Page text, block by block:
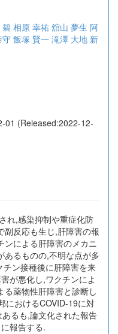
碧相原 幸祐 舘山 夢生 阿
守飯塚 賢一 滝澤 大地 新
01 (Released:2022-12-
れ,感染抑制や重症化防
副反応も生じ,肝障害の報
ンによる肝障害のメカニ
あるものの,不明な点が多
ン接種後に肝障害を来
が悪化し,ワクチンによ
る薬物性肝障害と診断し
におけるCOVID-19に対
るも,論文化された報告
報告する.